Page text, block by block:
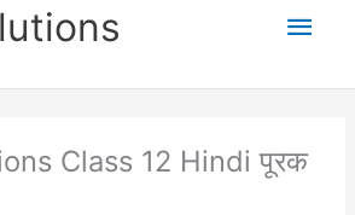
Main
Class 12 Hindi पूरक